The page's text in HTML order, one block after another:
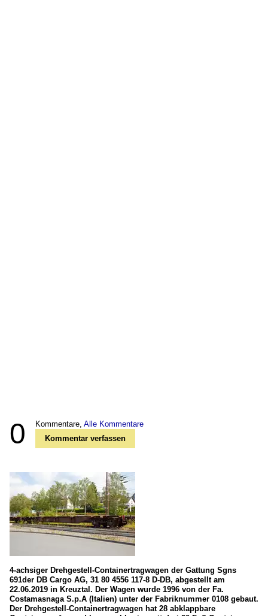
0 Kommentare, Alle Kommentare
Kommentar verfassen
4-achsiger Drehgestell-Containertragwagen der Gattung Sgns
691der DB Cargo AG, 31 80 4556 117-8 D-DB, abgestellt am
22.06.2019 in Kreuztal. Der Wagen wurde 1996 von der Fa.
Costamasnaga S.p.A (Italien) unter der Fabriknummer 0108 gebaut.
Der Drehgestell-Containertragwagen hat 28 abklappbare